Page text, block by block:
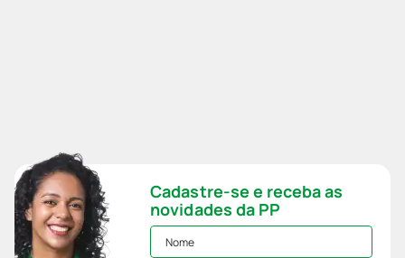
Cadastre-se e receba as
novidades da PP